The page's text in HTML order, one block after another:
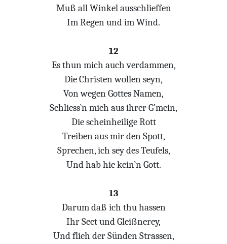
Muß all Winkel ausschlieffen
Im Regen und im Wind.
12
Es thun mich auch verdammen,
Die Christen wollen seyn,
Von wegen Gottes Namen,
Schliess`n mich aus ihrer G’mein,
Die scheinheilige Rott
Treiben aus mir den Spott,
Sprechen, ich sey des Teufels,
Und hab hie kein`n Gott.
13
Darum daß ich thu hassen
Ihr Sect und Gleißnerey,
Und flieh der Sünden Strassen,